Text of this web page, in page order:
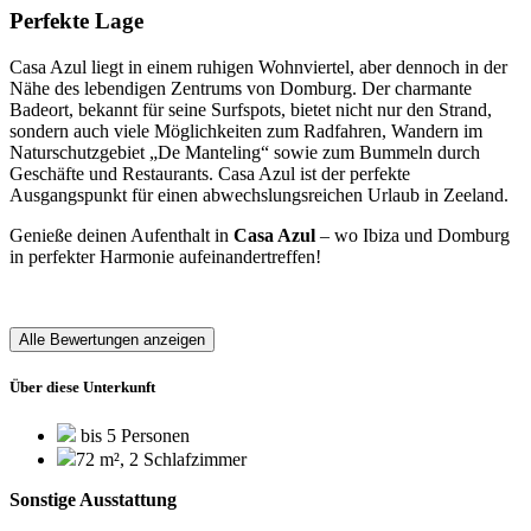
Perfekte Lage
Casa Azul liegt in einem ruhigen Wohnviertel, aber dennoch in der
Nähe des lebendigen Zentrums von Domburg. Der charmante
Badeort, bekannt für seine Surfspots, bietet nicht nur den Strand,
sondern auch viele Möglichkeiten zum Radfahren, Wandern im
Naturschutzgebiet „De Manteling“ sowie zum Bummeln durch
Geschäfte und Restaurants. Casa Azul ist der perfekte
Ausgangspunkt für einen abwechslungsreichen Urlaub in Zeeland.
Genieße deinen Aufenthalt in Casa Azul – wo Ibiza und Domburg
in perfekter Harmonie aufeinandertreffen!
Alle Bewertungen anzeigen
Über diese Unterkunft
bis 5 Personen
72 m², 2 Schlafzimmer
Sonstige Ausstattung